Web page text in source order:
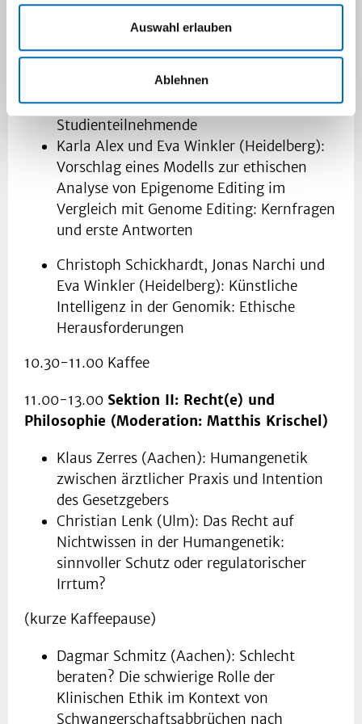
Auswahl erlauben
Ablehnen
Ethik (Moderation: Harald Rieder)
(Heidelberg): Mein Genom für die
Forschung und auch für mich? Herausgabe
genomischer Rohdaten an Patienten/
Studienteilnehmende
Karla Alex und Eva Winkler (Heidelberg):
Vorschlag eines Modells zur ethischen
Analyse von Epigenome Editing im
Vergleich mit Genome Editing: Kernfragen
und erste Antworten
Christoph Schickhardt, Jonas Narchi und
Eva Winkler (Heidelberg): Künstliche
Intelligenz in der Genomik: Ethische
Herausforderungen
10.30-11.00 Kaffee
11.00-13.00 Sektion II: Recht(e) und
Philosophie (Moderation: Matthis Krischel)
Klaus Zerres (Aachen): Humangenetik
zwischen ärztlicher Praxis und Intention
des Gesetzgebers
Christian Lenk (Ulm): Das Recht auf
Nichtwissen in der Humangenetik:
sinnvoller Schutz oder regulatorischer
Irrtum?
(kurze Kaffeepause)
Dagmar Schmitz (Aachen): Schlecht
beraten? Die schwierige Rolle der
Klinischen Ethik im Kontext von
Schwangerschaftsabbrüchen nach